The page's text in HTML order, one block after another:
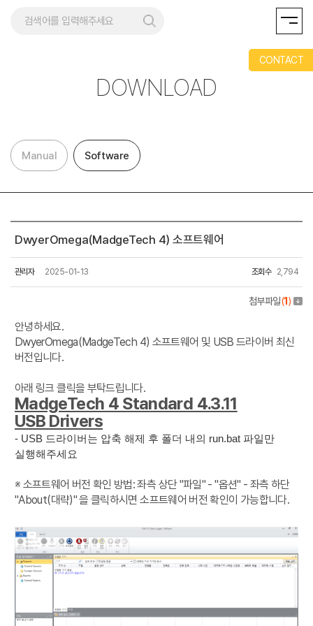
DOWNLOAD
Manual Software
DwyerOmega(MadgeTech 4) 소프트웨어
관리자 2025-01-13 조회수 2,794
첨부파일(1 )
안녕하세요.
DwyerOmega(MadgeTech 4) 소프트웨어 및 USB 드라이버 최신
버전입니다.
아래 링크 클릭을 부탁드립니다.
MadgeTech 4 Standard 4.3.11
USB Drivers
- USB 드라이버는 압축 해제 후 폴더 내의 run.bat 파일만
실행해주세요
※ 소프트웨어 버전 확인 방법: 좌측 상단 "파일" - "옵션" - 좌측 하단
"About(대략)" 을 클릭하시면 소프트웨어 버전 확인이 가능합니다.
CONTACT